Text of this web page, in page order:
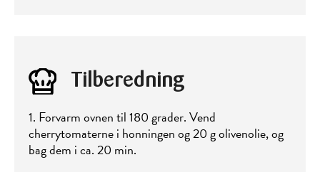
Tilberedning
1. Forvarm ovnen til 180 grader. Vend
cherrytomaterne i honningen og 20 g olivenolie, og
bag dem i ca. 20 min.